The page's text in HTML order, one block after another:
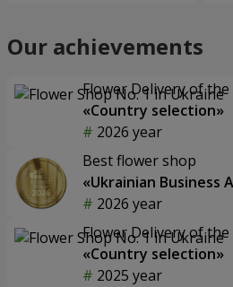
Our achievements
Flower Delivery of
«Country selection»
2026 year
Best flower shop
«Ukrainian Business
2026 year
Flower Delivery of
«Country selection»
2025 year